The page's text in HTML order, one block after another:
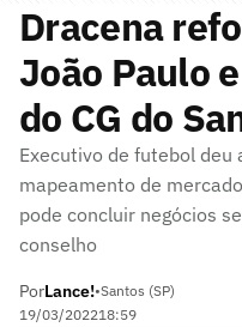
Dracena
João Paulo
do CG do
Executivo de futebol
mapeamento de
pode concluir negócios
conselho
PorLance!•Santos (SP)
19/03/202218:59